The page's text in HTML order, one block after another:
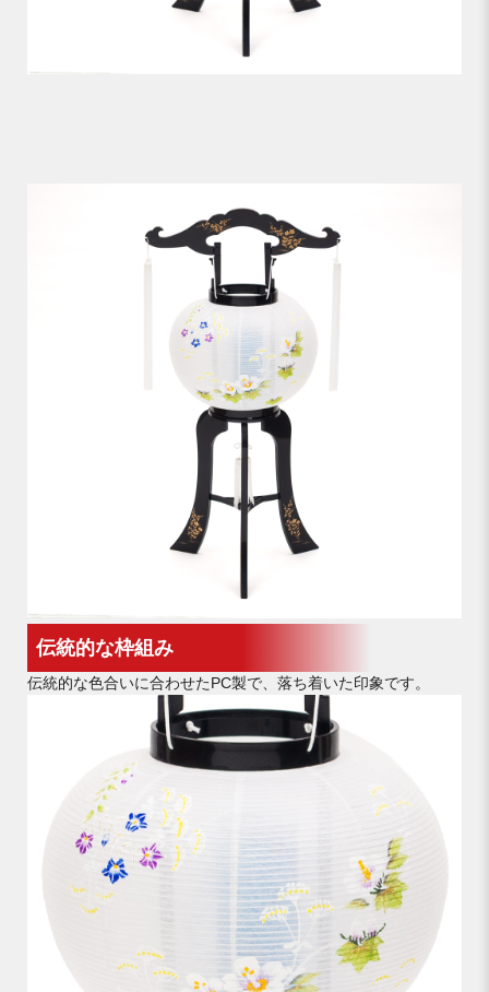
伝統的な枠組み
伝統的な色合いに合わせたPC製で、落ち着いた印象です。